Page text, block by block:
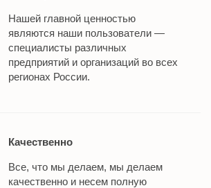
Нашей главной ценностью
являются наши пользователи —
специалисты различных
предприятий и организаций во всех
регионах России.
Качественно
Все, что мы делаем, мы делаем
качественно и несем полную